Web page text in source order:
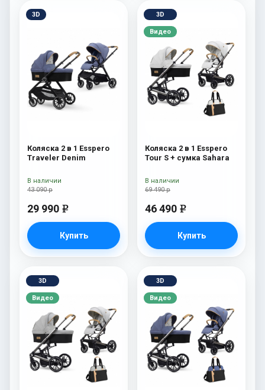
3D
Коляска 2 в 1 Esspero
Traveler Denim
43 090 р
29 990 e
Купить
В наличии
3D
Видео
Коляска 2 в 1 Esspero
Tour S + сумка Sahara
69 490 р
46 490 e
Купить
В наличии
3D
Видео
3D
Видео